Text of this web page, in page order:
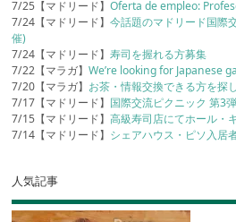
7/25【マドリード】Oferta de empleo:
7/24【マドリード】今話題のマドリード国際
催)
7/24【マドリード】寿司を握れる方募集
7/22【マラガ】We’re looking for Japanese
7/20【マラガ】 お茶・情報交換できる方を探
7/17【マドリード】 国際交流ピクニック 第3
7/15【マドリード】高級寿司店にてホール・
7/14【マドリード】 シェアハウス・ピソ入居
人気記事